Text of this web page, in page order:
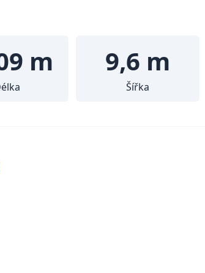
m 9,6 m
Šířka